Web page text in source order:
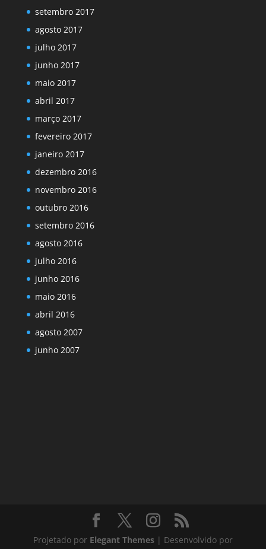
setembro 2017
agosto 2017
julho 2017
junho 2017
maio 2017
abril 2017
março 2017
fevereiro 2017
janeiro 2017
dezembro 2016
novembro 2016
outubro 2016
setembro 2016
agosto 2016
julho 2016
junho 2016
maio 2016
abril 2016
agosto 2007
junho 2007
Projetado por Elegant Themes| Desenvolvido por